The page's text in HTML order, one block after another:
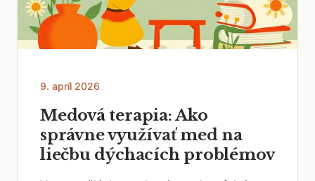
9. apríl 2026
Medová terapia: Ako
správne využívať med na
liečbu dýchacích problémov